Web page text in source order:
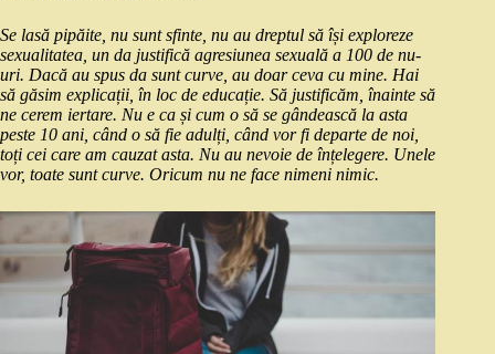
Se lasă pipăite, nu sunt sfinte, nu au dreptul să își exploreze
sexualitatea, un da justifică agresiunea sexuală a 100 de nu-
uri. Dacă au spus da sunt curve, au doar ceva cu mine. Hai
să găsim explicații, în loc de educație. Să justificăm, înainte să
ne cerem iertare. Nu e ca și cum o să se gândească la asta
peste 10 ani, când o să fie adulți, când vor fi departe de noi,
toți cei care am cauzat asta. Nu au nevoie de înțelegere. Unele
vor, toate sunt curve. Oricum nu ne face nimeni nimic.